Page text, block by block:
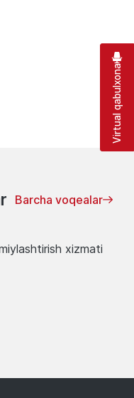
Barcha voqealar
xizmati
Virtual qabulxona